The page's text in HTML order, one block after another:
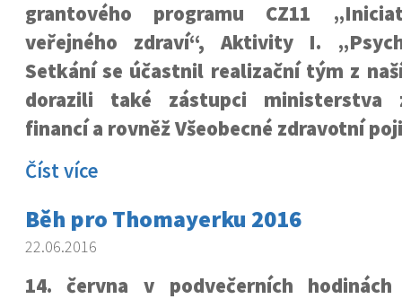
grantového programu CZ11
veřejného zdraví“, Aktivity I.
Setkání se účastnil realizační tým z
dorazili také zástupci ministerstva
financí a rovněž Všeobecné zdravotní
Číst více
Běh pro Thomayerku 2016
22.06.2016
14. června v podvečerních hodinách